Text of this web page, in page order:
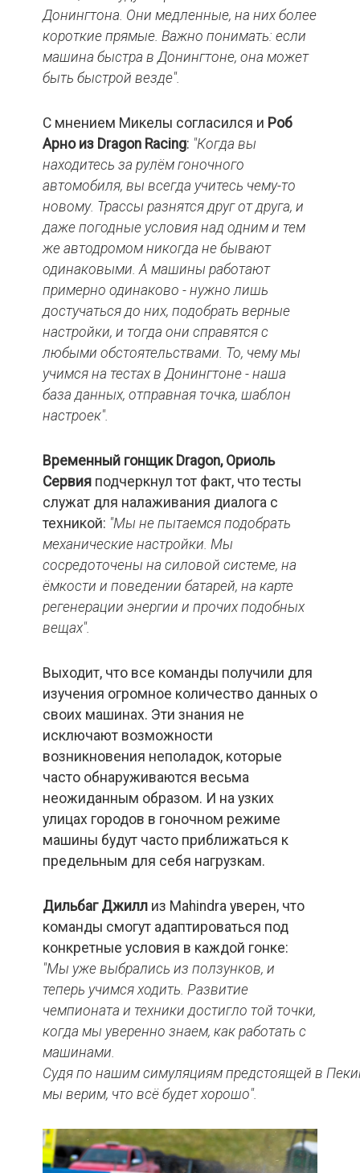
Донингтона. Они медленные, на них более
короткие прямые. Важно понимать: если
машина быстра в Донингтоне, она может
быть быстрой везде".
С мнением Микелы согласился и Роб
Арно из DragonRacing: "Когда вы
находитесь за рулём гоночного
автомобиля, вы всегда учитесь чему-то
новому. Трассы разнятся друг от друга, и
даже погодные условия над одним и тем
же автодромом никогда не бывают
одинаковыми. А машины работают
примерно одинаково - нужно лишь
достучаться до них, подобрать верные
настройки, и тогда они справятся с
любыми обстоятельствами. То, чему мы
учимся на тестах в Донингтоне - наша
база данных, отправная точка, шаблон
настроек".
Временный гонщик Dragon, Ориоль
Сервияподчеркнул тот факт, что тесты
служат для налаживания диалога с
техникой: "Мы не пытаемся подобрать
механические настройки. Мы
сосредоточены на силовой системе, на
ёмкости и поведении батарей, на карте
регенерации энергии и прочих подобных
вещах".
Выходит, что все команды получили для
изучения огромное количество данных о
своих машинах. Эти знания не
исключают возможности
возникновения неполадок, которые
часто обнаруживаются весьма
неожиданным образом. И на узких
улицах городов в гоночном режиме
машины будут часто приближаться к
предельным для себя нагрузкам.
Дильбаг Джиллиз Mahindra уверен, что
команды смогут адаптироваться под
конкретные условия в каждой гонке:
"Мы уже выбрались из ползунков, и
теперь учимся ходить. Развитие
чемпионата и техники достигло той точки,
когда мы уверенно знаем, как работать с
машинами.
Судя по нашим симуляциям предстоящей в
мы верим, что всё будетхорошо".